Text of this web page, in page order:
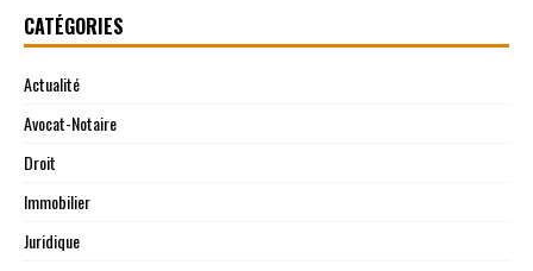
CATÉGORIES
Actualité
Avocat-Notaire
Droit
Immobilier
Juridique